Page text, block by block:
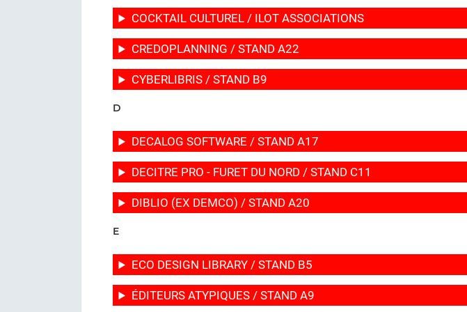
COCKTAIL CULTUREL / ILOT ASSOCIATIONS
CREDOPLANNING / STAND A22
CYBERLIBRIS / STAND B9
D
DECALOG SOFTWARE / STAND A17
DECITRE PRO - FURET DU NORD / STAND C11
DIBLIO (EX DEMCO) / STAND A20
E
ECO DESIGN LIBRARY / STAND B5
ÉDITEURS ATYPIQUES / STAND A9